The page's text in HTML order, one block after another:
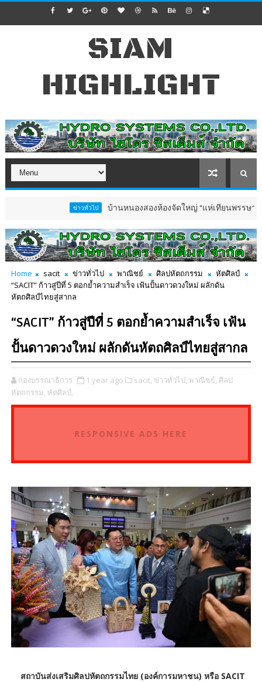
SIAM
HIGHLIGHT
บ้านหนองสองห้องจัดใหญ่ “แห่เทียนพรรษา–ผ้าป่าซาเล้ง
Home sacit ข่าวทั่วไป พาณิชย์ ศิลปหัตถกรรม
หัตศิลป์
“SACIT” ก้าวสู่ปีที่ 5 ตอกย้ำความสำเร็จ เฟ้นปั้นดาวดวงใหม่ ผลักดัน
หัตถศิลป์ไทยสู่สากล
“SACIT” ก้าวสู่ปีที่ 5 ตอกย้ำความสำเร็จ เฟ้น
ปั้นดาวดวงใหม่ ผลักดันหัตถศิลป์ไทยสู่สากล
กองบรรณาธิการ 1 year ago sacit, ข่าวทั่วไป, พาณิชย์, ศิลป
หัตถกรรม, หัตศิลป์,
RESPONSIVE ADS HERE
สถาบันส่งเสริมศิลปหัตถกรรมไทย (องค์การมหาชน) หรือ SACIT